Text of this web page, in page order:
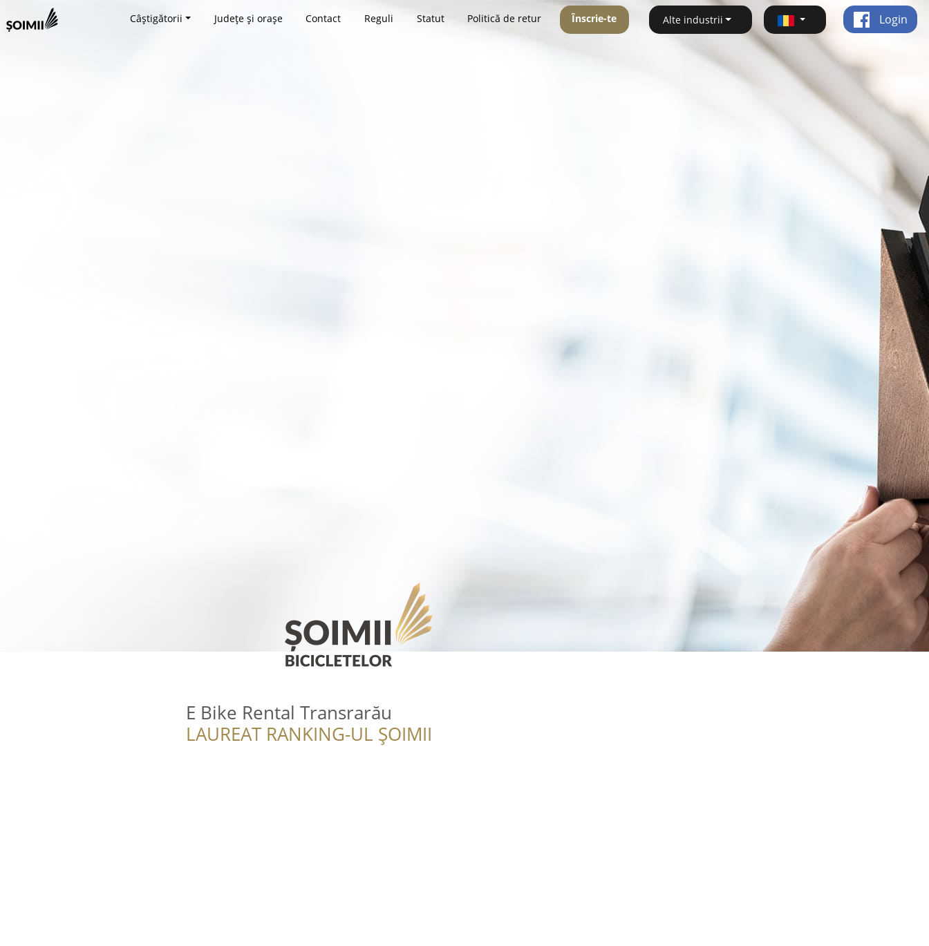
Câștigătorii Județe și orașe Contact Reguli Statut Politică de retur Înscrie-te Alte industrii Login
E Bike Rental Transrarău
LAUREAT RANKING-UL ȘOIMII